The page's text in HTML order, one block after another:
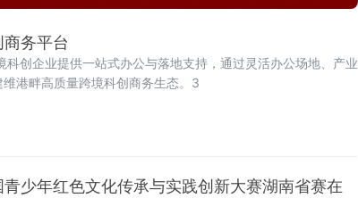
务平台
创企业提供一站式办公与落地支持，通过灵活办公场地、产业
港畔高质量跨境科创商务生态。3
少年红色文化传承与实践创新大赛湖南省赛在